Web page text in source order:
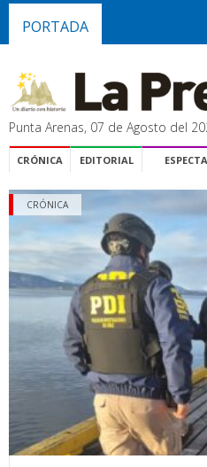
PORTADA
Punta Arenas, 07 de Agosto del
CRÓNICA EDITORIAL
CRÓNICA